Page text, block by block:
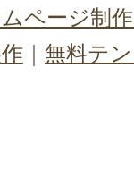
ページ制
無料テ